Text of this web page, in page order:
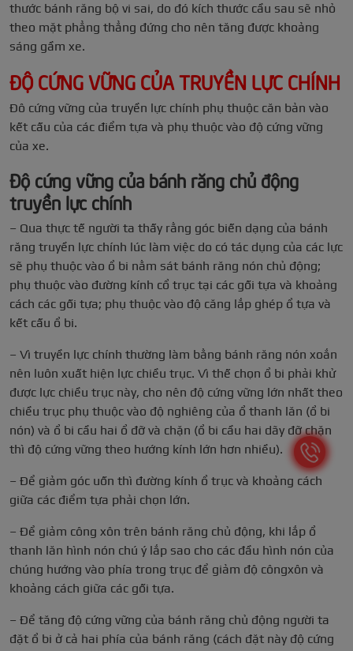
thước bánh răng bộ vi sai, do đó kích thước cầu sau sẽ nhỏ
theo mặt phẳng thẳng đứng cho nên tăng được khoảng
sáng gầm xe.
ĐỘ CỨNG VỮNG CỦA TRUYỀN LỰC CHÍNH
Đô cứng vững của truyền lực chính phụ thuộc căn bản vào
kết cấu của các điểm tựa và phụ thuộc vào độ cứng vững
của xe.
Độ cứng vững của bánh răng chủ động
truyền lực chính
– Qua thực tế người ta thấy rằng góc biến dạng của bánh
răng truyền lực chính lúc làm việc do có tác dụng của các lực
sẽ phụ thuộc vào ổ bi nằm sát bánh răng nón chủ động;
phụ thuộc vào đường kính cổ trục tại các gối tựa và khoảng
cách các gối tựa; phụ thuộc vào độ căng lắp ghép ổ tựa và
kết cấu ổ bi.
– Vì truyền lực chính thường làm bằng bánh răng nón xoắn
nên luôn xuất hiện lực chiều trục. Vì thế chọn ổ bi phải khử
được lực chiều trục này, cho nên độ cứng vững lớn nhất theo
chiều trục phụ thuộc vào độ nghiêng của ổ thanh lăn (ổ bi
nón) và ổ bi cầu hai ổ đỡ và chặn (ổ bi cầu hai dãy đỡ chặn
thì độ cứng vững theo hướng kính lớn hơn nhiều).
– Để giảm góc uốn thì đường kính ổ trục và khoảng cách
giữa các điểm tựa phải chọn lớn.
– Để giảm công xôn trên bánh răng chủ động, khi lắp ổ
thanh lăn hình nón chú ý lắp sao cho các đầu hình nón của
chúng hướng vào phía trong trục để giảm độ côngxôn và
khoảng cách giữa các gối tựa.
– Để tăng độ cứng vững của bánh răng chủ động người ta
đặt ổ bi ở cả hai phía của bánh răng (cách đặt này độ cứng